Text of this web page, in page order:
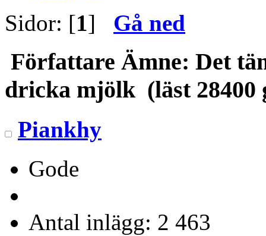
Sidor: [1] Gå ned
Författare Ämne: Det
dricka mjölk (läst 28400
Piankhy
Gode
Antal inlägg: 2 463